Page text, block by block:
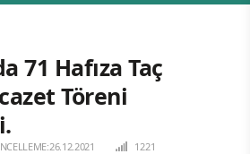
71 Hafıza Taç
Töreni
1221